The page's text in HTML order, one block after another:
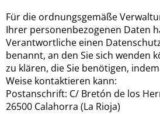
Für die ordnungsgemäße
Ihrer personenbezogenen Daten
Verantwortliche einen
benannt, an den Sie sich wenden
zu klären, die Sie benötigen,
Weise kontaktieren kann:
Postanschrift: C/ Bretón de los
26500 Calahorra (La Rioja)